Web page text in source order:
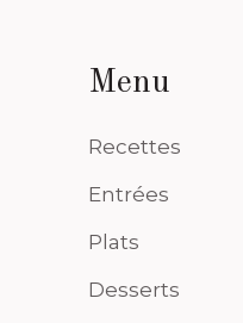
Menu
Recettes
Entrées
Plats
Desserts